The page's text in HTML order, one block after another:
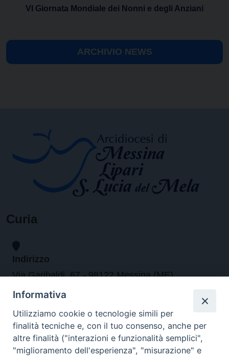
VI Giornata Mondiale dei Nonni e degli Anziani
ARCHIVIO NEWS
Curia
Indirizzo
Via Garibaldi, 67 - 98122 Messina (ME)
Orari
da lunedi al venerdi dalle ore 9.30 alle 12.30
Informativa
Utilizziamo cookie o tecnologie simili per
finalità tecniche e, con il tuo consenso, anche per
altre finalità ("interazioni e funzionalità semplici",
"miglioramento dell'esperienza", "misurazione" e